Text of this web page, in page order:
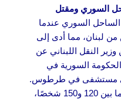
السوري ومقتل
السوري عندما
لبنان، مما أدى إلى
النقل اللبناني عن
الحكومة السورية في
العلاج في مستشفى في طرطوس.
وغادر القارب، الذي يقال إنه يحمل ما بين 120 و150 شخصًا،